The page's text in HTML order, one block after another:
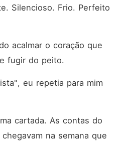
cometer o mesmo erro. Mas
Enzo, o menino de seis anos
sorri para ninguém. Até
Laura. Contratada por
desespero, ela entra na
Penthouse​ como funcionária
preencher os silêncios que
acidental desperta
nunca mais sentir. O menino
Silencioso. Frio. Perfeito
acalmar o coração que
fugir do peito.
eu repetia para mim
cartada. As contas do
na semana que